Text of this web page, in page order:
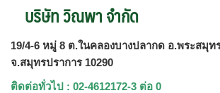
บริษัท วิณพา จำกัด
19/4-6 หมู่ 8 ต.ในคลองบางปลากด อ.พระสมุท
จ.สมุทรปราการ 10290
ติดต่อทั่วไป : 02-4612172-3 ต่อ 0